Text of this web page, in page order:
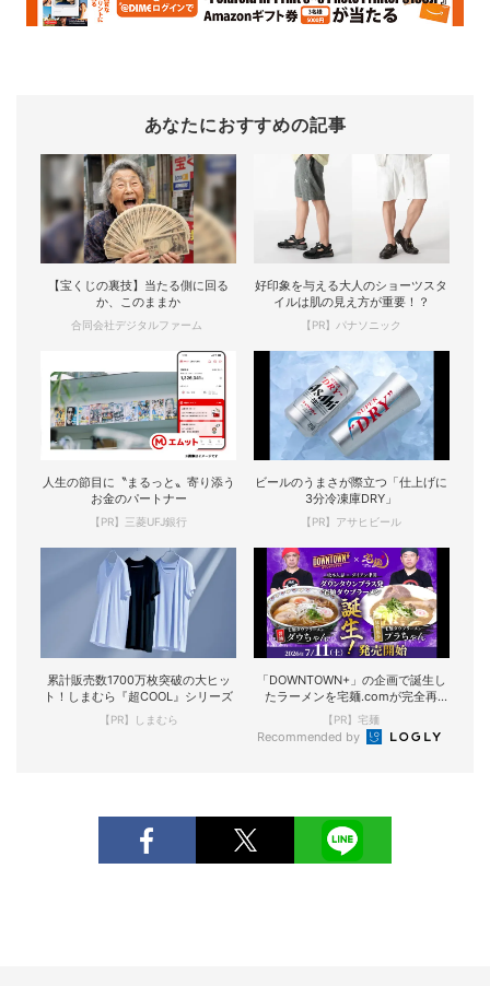
あなたにおすすめの記事
【宝くじの裏技】当たる側に回る
か、このままか
合同会社デジタルファーム
好印象を与える大人のショーツスタ
イルは肌の見え方が重要！？
【PR】パナソニック
人生の節目に〝まるっと〟寄り添う
お金のパートナー
【PR】三菱UFJ銀行
ビールのうまさが際立つ「仕上げに
3分冷凍庫DRY」
【PR】アサヒビール
累計販売数1700万枚突破の大ヒッ
ト！しまむら『超COOL』シリーズ
【PR】しまむら
「DOWNTOWN+」の企画で誕生し
たラーメンを宅麺.comが完全再
現！
【PR】宅麺
Recommended by